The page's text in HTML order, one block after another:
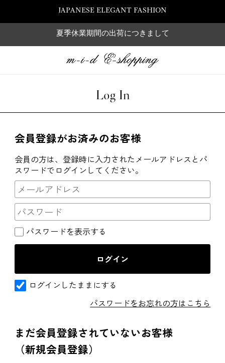
JAPANESE ELEGANT FASHION
夏季休業期間の出荷につきまして
Log In
会員登録がお済みのお客様
会員の方は、登録時に入力されたメールアドレスとパ
スワードでログインしてください。
パスワードを表示する
ログインしたままにする
パスワードをお忘れの方はこちら
まだ会員登録されていないお客様
（新規会員登録）